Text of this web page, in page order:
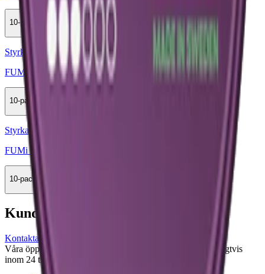
10-pack
Styrka Normal · Slim
FUMi Blackcurrant Strong 4
10-pack
Styrka Normal · Slim
FUMi Blackcurrant Regular 3
10-pack
Kundservice
Kontakta oss
Våra öppettider är: Alla dagar 08:00 - 18:00 Vi svarar vanligtvis
inom 24 timmar på vardagar.